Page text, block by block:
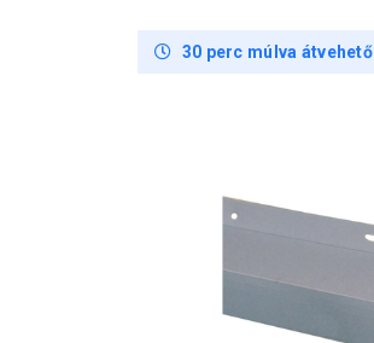
30 perc múlva átvehető